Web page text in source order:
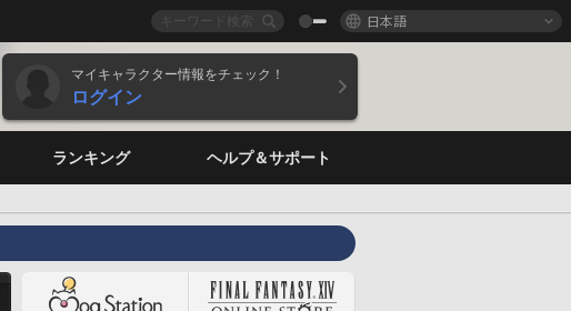
日本語
マイキャラクター情報をチェック！
ログイン
ランキング ヘルプ＆サポート